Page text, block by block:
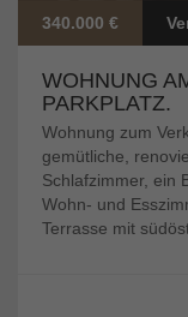
340.000 €
WOHNUNG
PARKPLATZ.
Wohnung zum
gemütliche,
Schlafzimmer, ein
Wohn- und
Terrasse mit